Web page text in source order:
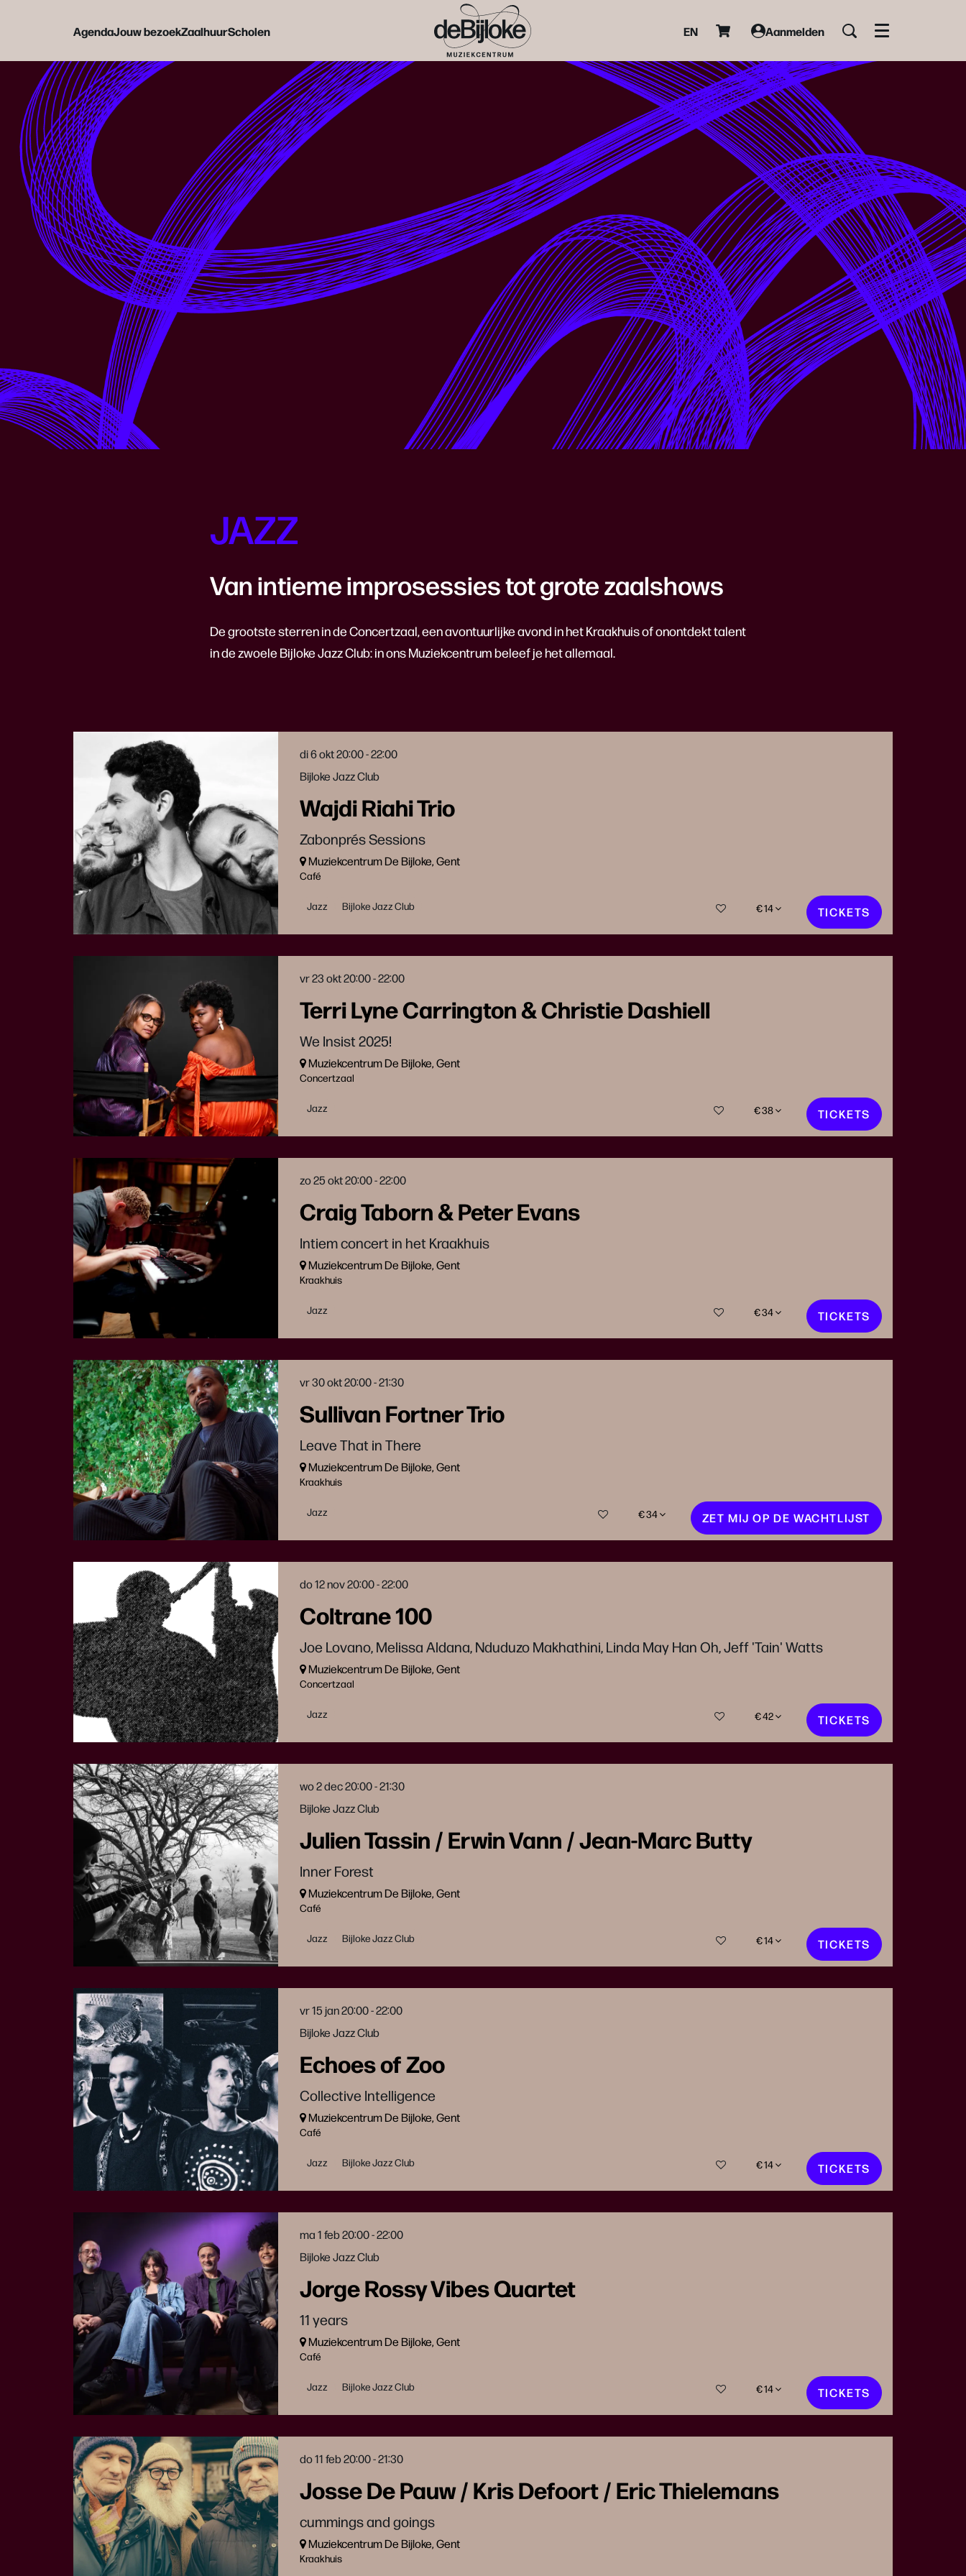
AgendaJouw bezoekZaalhuurScholen EN Aanmelden Menu
JAZZ
Van intieme improsessies tot grote zaalshows
De grootste sterren in de Concertzaal, een avontuurlijke avond in het Kraakhuis of onontdekt talent
in de zwoele Bijloke Jazz Club: in ons Muziekcentrum beleef je het allemaal.
Wajdi Riahi Trio
Zabonprés Sessions
Bijloke Jazz Club
di 6 okt20:00 - 22:00
Muziekcentrum De Bijloke, Gent
Café
Jazz Bijloke Jazz Club € 14 TICKETS
Terri Lyne Carrington & Christie Dashiell
We Insist 2025!
vr 23 okt20:00 - 22:00
Muziekcentrum De Bijloke, Gent
Concertzaal
Jazz € 38 TICKETS
Craig Taborn & Peter Evans
Intiem concert in het Kraakhuis
zo 25 okt20:00 - 22:00
Muziekcentrum De Bijloke, Gent
Kraakhuis
Jazz € 34 TICKETS
Sullivan Fortner Trio
Leave That in There
vr 30 okt20:00 - 21:30
Muziekcentrum De Bijloke, Gent
Kraakhuis
Jazz € 34 ZET MIJ OP DE WACHTLIJST
Coltrane 100
Joe Lovano, Melissa Aldana, Nduduzo Makhathini, Linda May Han Oh, Jeff 'Tain' Watts
do 12 nov20:00 - 22:00
Muziekcentrum De Bijloke, Gent
Concertzaal
Jazz € 42 TICKETS
Julien Tassin / Erwin Vann / Jean-Marc Butty
Inner Forest
Bijloke Jazz Club
wo 2 dec20:00 - 21:30
Muziekcentrum De Bijloke, Gent
Café
Jazz Bijloke Jazz Club € 14 TICKETS
Echoes of Zoo
Collective Intelligence
Bijloke Jazz Club
vr 15 jan20:00 - 22:00
Muziekcentrum De Bijloke, Gent
Café
Jazz Bijloke Jazz Club € 14 TICKETS
Jorge Rossy Vibes Quartet
11 years
Bijloke Jazz Club
ma 1 feb20:00 - 22:00
Muziekcentrum De Bijloke, Gent
Café
Jazz Bijloke Jazz Club € 14 TICKETS
Josse De Pauw / Kris Defoort / Eric Thielemans
cummings and goings
do 11 feb20:00 - 21:30
Muziekcentrum De Bijloke, Gent
Kraakhuis